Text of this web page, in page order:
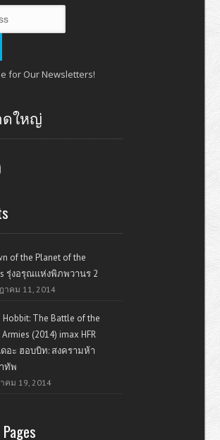
for Our Newsletters!
ดใหญ่
of the Planet of the
รุ่งอรุณแห่งพิภพวานร 2
าคม 11, 2014
Hobbit: The Battle of the
Armies (2014) imax HFR
ดอะ ฮอบบิท: สงครามห้า
ทัพ
คม 19, 2014